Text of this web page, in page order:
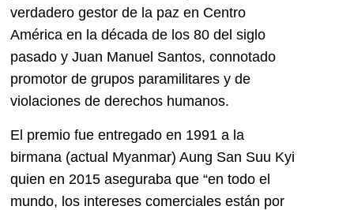
verdadero gestor de la paz en Centro
América en la década de los 80 del siglo
pasado y Juan Manuel Santos, connotado
promotor de grupos paramilitares y de
violaciones de derechos humanos.
El premio fue entregado en 1991 a la
birmana (actual Myanmar) Aung San Suu Kyi
quien en 2015 aseguraba que “en todo el
mundo, los intereses comerciales están por